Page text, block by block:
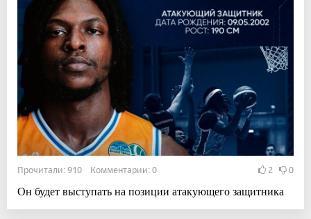
Прочитали: 910 Комментарии: 0 2 0
Он будет выступать на позиции атакующего защитника